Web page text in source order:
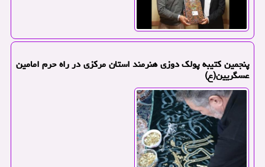
پنجمین كتیبه پولك دوزی هنرمند استان مركزی در راه حرم امامین
عسگریین(ع)